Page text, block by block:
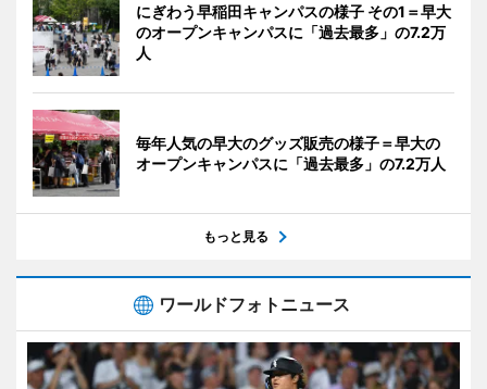
にぎわう早稲田キャンパスの様子 その1＝早大
のオープンキャンパスに「過去最多」の7.2万
人
毎年人気の早大のグッズ販売の様子＝早大の
オープンキャンパスに「過去最多」の7.2万人
もっと見る
ワールドフォトニュース